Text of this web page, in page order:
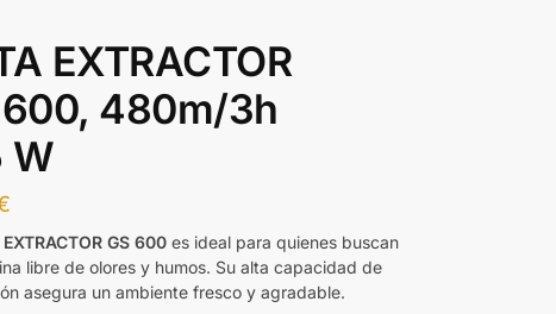
EXTRACTOR
600, 480m/3h
W
GS 600 es ideal para quienes buscan
libre de olores y humos. Su alta capacidad de
asegura un ambiente fresco y agradable.